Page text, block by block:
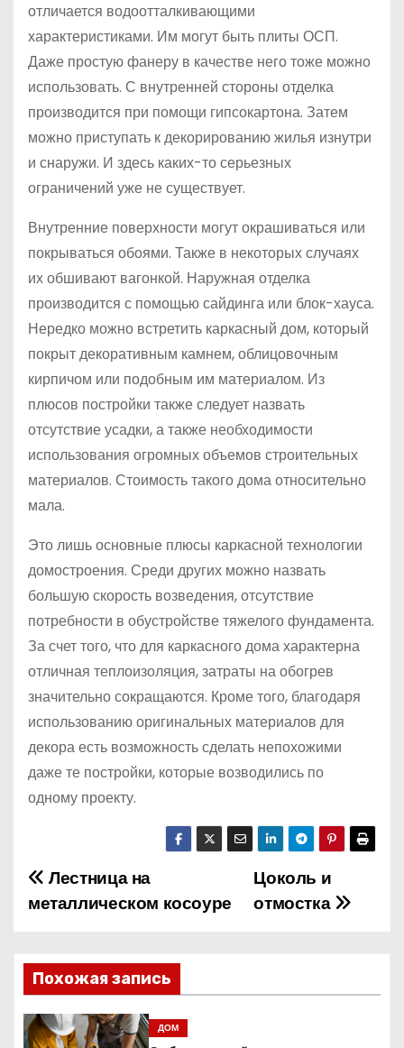
отличается водоотталкивающими
характеристиками. Им могут быть плиты ОСП.
Даже простую фанеру в качестве него тоже можно
использовать. С внутренней стороны отделка
производится при помощи гипсокартона. Затем
можно приступать к декорированию жилья изнутри
и снаружи. И здесь каких-то серьезных
ограничений уже не существует.
Внутренние поверхности могут окрашиваться или
покрываться обоями. Также в некоторых случаях
их обшивают вагонкой. Наружная отделка
производится с помощью сайдинга или блок-хауса.
Нередко можно встретить каркасный дом, который
покрыт декоративным камнем, облицовочным
кирпичом или подобным им материалом. Из
плюсов постройки также следует назвать
отсутствие усадки, а также необходимости
использования огромных объемов строительных
материалов. Стоимость такого дома относительно
мала.
Это лишь основные плюсы каркасной технологии
домостроения. Среди других можно назвать
большую скорость возведения, отсутствие
потребности в обустройстве тяжелого фундамента.
За счет того, что для каркасного дома характерна
отличная теплоизоляция, затраты на обогрев
значительно сокращаются. Кроме того, благодаря
использованию оригинальных материалов для
декора есть возможность сделать непохожими
даже те постройки, которые возводились по
одному проекту.
Н
в
и
г
Цоколь и
отмостка
Лестница на
металлическом косоуре
Похожая запись
ДОМ